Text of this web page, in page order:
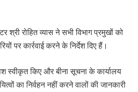
रोहित व्यास ने सभी विभाग प्रमुखों को
पर कार्रवाई करने के निर्देश दिए हैं।
स्वीकृत किए और बीना सूचना के कार्यालय
का निर्वहन नहीं करने वालों की जानकारी